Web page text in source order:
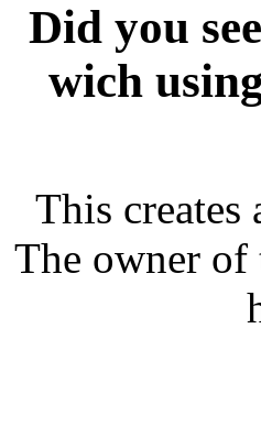
Did you
wich
This creates
The owner of